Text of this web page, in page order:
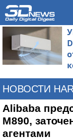
Alibaba
M890,
агентами